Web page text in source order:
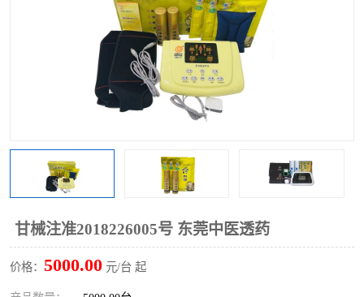
甘械注准2018226005号 东莞中医透药
价格： 5000.00 元/台 起